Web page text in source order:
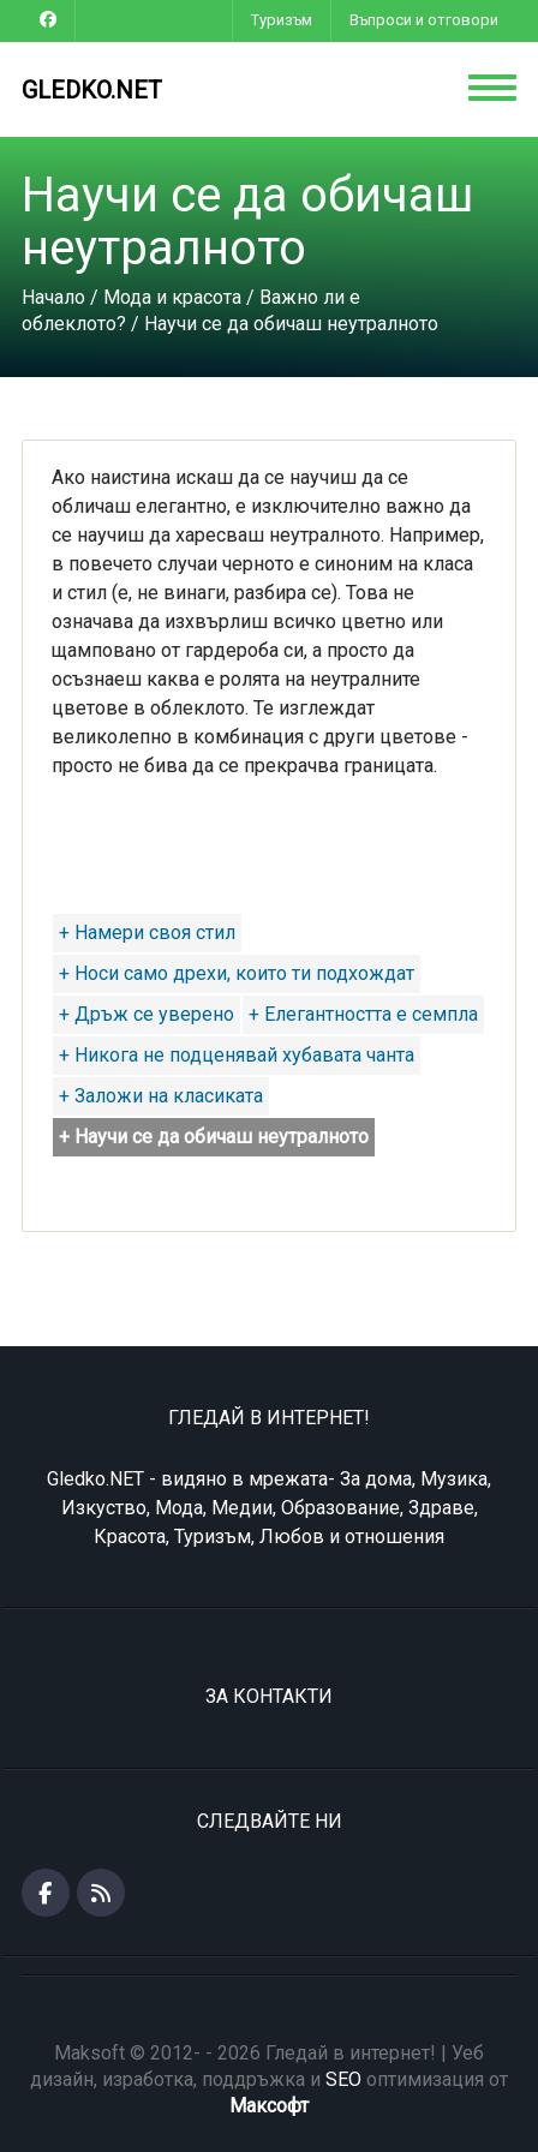
Туризъм Въпроси и отговори
GLEDKO.NET
Научи се да обичаш
неутралното
Начало/ Мода и красота/ Важно ли е
облеклото? / Научи се да обичаш неутралното
Ако наистина искаш да се научиш да се
обличаш елегантно, е изключително важно да
се научиш да харесваш неутралното. Например,
в повечето случаи черното е синоним на класа
и стил (е, не винаги, разбира се). Това не
означава да изхвърлиш всичко цветно или
щамповано от гардероба си, а просто да
осъзнаеш каква е ролята на неутралните
цветове в облеклото. Те изглеждат
великолепно в комбинация с други цветове -
просто не бива да се прекрачва границата.
+ Намери своя стил
+ Носи само дрехи, които ти подхождат
+ Дръж се уверено
+ Елегантността е семпла
+ Никога не подценявай хубавата чанта
+ Заложи на класиката
+ Научи се да обичаш неутралното
ГЛЕДАЙ В ИНТЕРНЕТ!
Gledko.NET - видяно в мрежата- За дома, Музика,
Изкуство, Мода, Медии, Образование, Здраве,
Красота, Туризъм, Любов и отношения
ЗА КОНТАКТИ
СЛЕДВАЙТЕ НИ
Maksoft © 2012- - 2026 Гледай в интернет! | Уеб
дизайн, изработка, поддръжка и SEO оптимизация от
Максофт